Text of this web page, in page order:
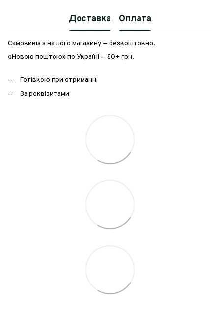
Доставка Оплата
Самовивіз з нашого магазину — безкоштовно.
«Новою поштою» по Україні — 80+ грн.
Готівкою при отриманні
За реквізитами